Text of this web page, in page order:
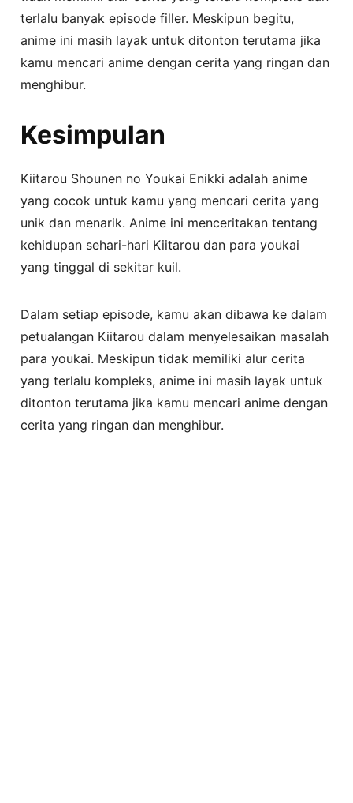
terlalu banyak episode filler. Meskipun begitu,
anime ini masih layak untuk ditonton terutama jika
kamu mencari anime dengan cerita yang ringan dan
menghibur.
Kesimpulan
Kiitarou Shounen no Youkai Enikki adalah anime
yang cocok untuk kamu yang mencari cerita yang
unik dan menarik. Anime ini menceritakan tentang
kehidupan sehari-hari Kiitarou dan para youkai
yang tinggal di sekitar kuil.
Dalam setiap episode, kamu akan dibawa ke dalam
petualangan Kiitarou dalam menyelesaikan masalah
para youkai. Meskipun tidak memiliki alur cerita
yang terlalu kompleks, anime ini masih layak untuk
ditonton terutama jika kamu mencari anime dengan
cerita yang ringan dan menghibur.